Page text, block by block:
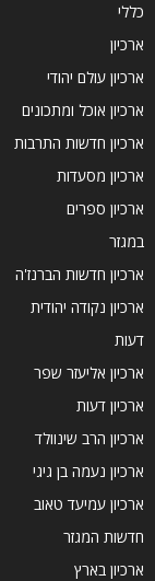
כללי
ארכיון
ארכיון עולם יהודי
ארכיון אוכל ומתכונים
ארכיון חדשות התרבות
ארכיון מסעדות
ארכיון ספרים
במגזר
ארכיון חדשות הברנז'ה
ארכיון נקודה יהודית
דעות
ארכיון אליעזר שפר
ארכיון דעות
ארכיון הרב שינוולד
ארכיון נעמה בן גיגי
ארכיון עמיעד טאוב
חדשות המגזר
ארכיון בארץ